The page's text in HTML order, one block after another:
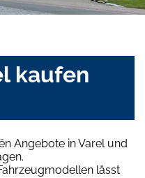
kaufen
Angebote in Varel und
lässt